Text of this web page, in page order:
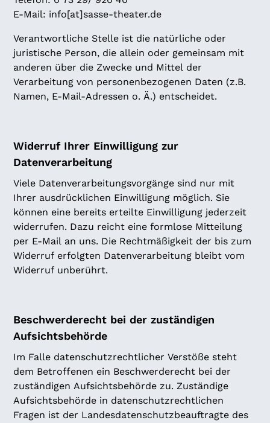
E-Mail: info[at]sasse-theater.de
Verantwortliche Stelle ist die natürliche oder
juristische Person, die allein oder gemeinsam mit
anderen über die Zwecke und Mittel der
Verarbeitung von personenbezogenen Daten (z.B.
Namen, E-Mail-Adressen o. Ä.) entscheidet.
Widerruf Ihrer Einwilligung zur
Datenverarbeitung
Viele Datenverarbeitungsvorgänge sind nur mit
Ihrer ausdrücklichen Einwilligung möglich. Sie
können eine bereits erteilte Einwilligung jederzeit
widerrufen. Dazu reicht eine formlose Mitteilung
per E-Mail an uns. Die Rechtmäßigkeit der bis zum
Widerruf erfolgten Datenverarbeitung bleibt vom
Widerruf unberührt.
Beschwerderecht bei der zuständigen
Aufsichtsbehörde
Im Falle datenschutzrechtlicher Verstöße steht
dem Betroffenen ein Beschwerderecht bei der
zuständigen Aufsichtsbehörde zu. Zuständige
Aufsichtsbehörde in datenschutzrechtlichen
Fragen ist der Landesdatenschutzbeauftragte des